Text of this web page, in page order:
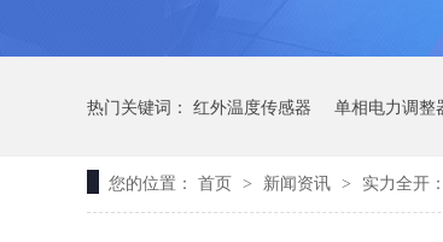
热门关键词： 红外温度传感器 单相电力调整
您的位置： 首页 > 新闻资讯 > 实力全开